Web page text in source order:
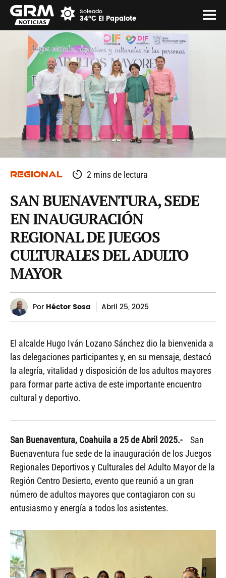
Soleado
34°C El Papalote
REGIONAL 2 mins de lectura
SAN BUENAVENTURA, SEDE
EN INAUGURACIÓN
REGIONAL DE JUEGOS
CULTURALES DEL ADULTO
MAYOR
Por Héctor Sosa Abril 25, 2025
El alcalde Hugo Iván Lozano Sánchez dio la bienvenida a
las delegaciones participantes y, en su mensaje, destacó
la alegría, vitalidad y disposición de los adultos mayores
para formar parte activa de este importante encuentro
cultural y deportivo.
San Buenaventura, Coahuila a 25 de Abril 2025.-
San
Buenaventura fue sede de la inauguración de los Juegos
Regionales Deportivos y Culturales del Adulto Mayor de la
Región Centro Desierto, evento que reunió a un gran
número de adultos mayores que contagiaron con su
entusiasmo y energía a todos los asistentes.